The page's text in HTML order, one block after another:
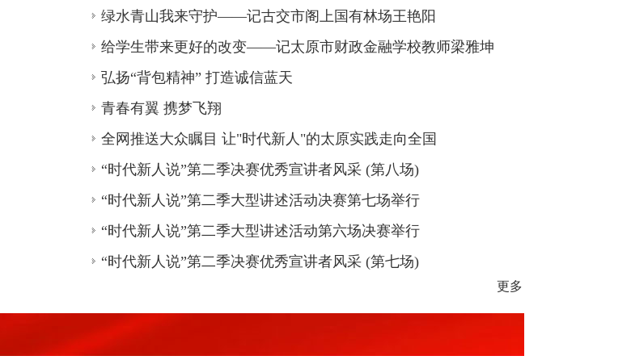
绿水青山我来守护——记古交市阁上国有林场王艳阳
给学生带来更好的改变——记太原市财政金融学校教师梁雅坤
弘扬“背包精神” 打造诚信蓝天
青春有翼 携梦飞翔
全网推送大众瞩目 让"时代新人"的太原实践走向全国
“时代新人说”第二季决赛优秀宣讲者风采 (第八场)
“时代新人说”第二季大型讲述活动决赛第七场举行
“时代新人说”第二季大型讲述活动第六场决赛举行
“时代新人说”第二季决赛优秀宣讲者风采 (第七场)
更多